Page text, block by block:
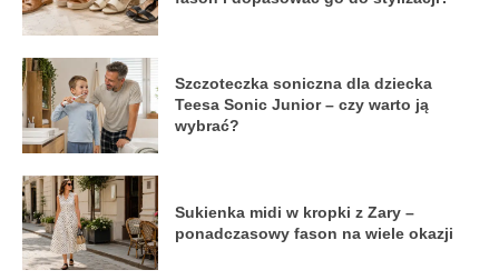
Szczoteczka soniczna dla dziecka
Teesa Sonic Junior – czy warto ją
wybrać?
Sukienka midi w kropki z Zary –
ponadczasowy fason na wiele okazji